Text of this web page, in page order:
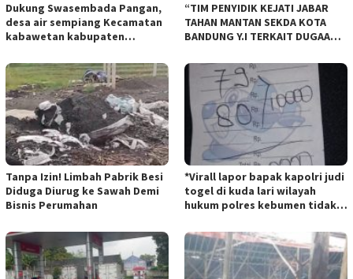
Dukung Swasembada Pangan,
desa air sempiang Kecamatan
kabawetan kabupaten
28 mei 2025
“TIM PENYIDIK KEJATI JABAR
TAHAN MANTAN SEKDA KOTA
BANDUNG Y.I TERKAIT DUGAAN
BANDUNG”.
Tanpa Izin! Limbah Pabrik Besi
Diduga Diurug ke Sawah Demi
Bisnis Perumahan
*Virall lapor bapak kapolri judi
togel di kuda lari wilayah
hukum polres kebumen tidak